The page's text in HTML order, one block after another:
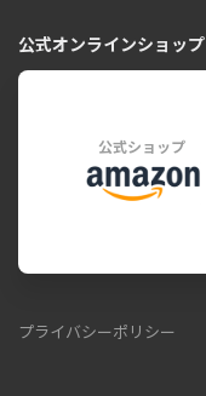
公式オンラインショップ
公式ショップ
プライバシーポリシー